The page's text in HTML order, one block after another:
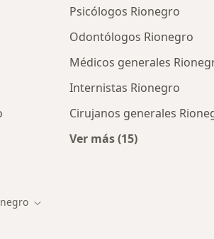
Psicólogos Rionegro
Odontólogos Rionegro
Médicos generales
Internistas Rionegro
Cirujanos generales
Ver más (15)
ciudadCambiar de ciudad